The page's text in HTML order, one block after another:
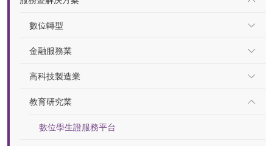
數位轉型
金融服務業
高科技製造業
教育研究業
數位學生證服務平台